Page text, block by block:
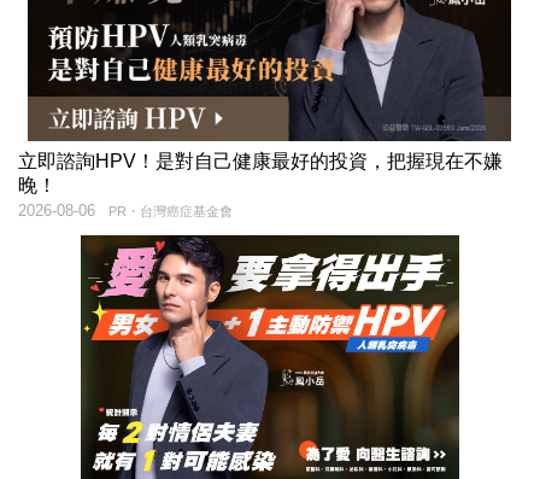
立即諮詢HPV！是對自己健康最好的投資，把握現在不嫌
晚！
PR・台灣癌症基金會
2026-08-06